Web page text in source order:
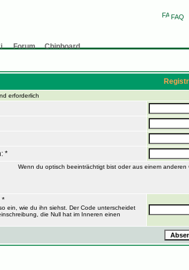
FAQ
Forum Chinboard
erforderlich
*
Wenn du optisch beeinträchtigt bist oder aus einem
*
ein, wie du ihn siehst. Der Code unterscheidet
die Null hat im Inneren einen